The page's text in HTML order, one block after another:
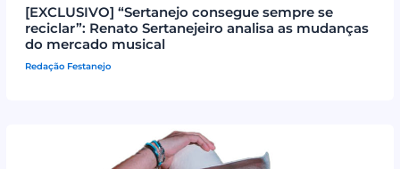
[EXCLUSIVO] “Sertanejo consegue sempre se
reciclar”: Renato Sertanejeiro analisa as mudanças
do mercado musical
Redação Festanejo